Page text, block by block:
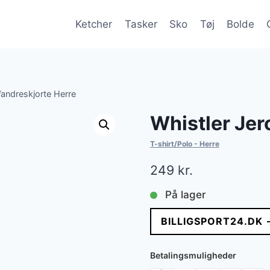
Ketcher Tasker Sko Tøj Bolde
Herre
Whistler
T-shirt/Polo - Herre
249 kr.
På lager
BILLIGSPORT24.DK
Betalingsmuligheder